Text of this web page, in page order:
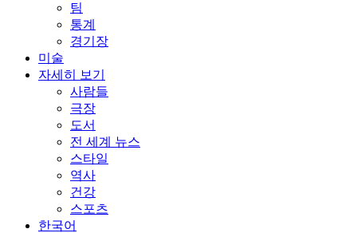
팀
통계
경기장
미술
자세히 보기
사람들
극장
도서
전 세계 뉴스
스타일
역사
건강
스포츠
한국어